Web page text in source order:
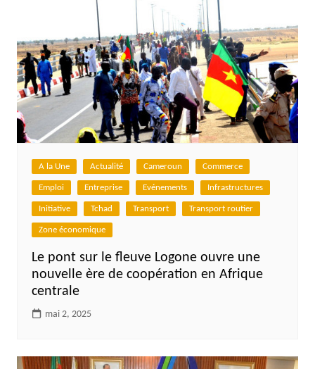
A la Une Actualité Cameroun Commerce
Emploi Entreprise Evénements Infrastructures
Initiative Tchad Transport Transport routier
Zone économique
Le pont sur le fleuve Logone ouvre une
nouvelle ère de coopération en Afrique
centrale
mai 2, 2025